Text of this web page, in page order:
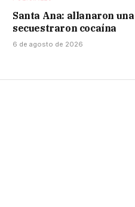
Santa Ana: allanaron
secuestraron cocaína
6 de agosto de 2026